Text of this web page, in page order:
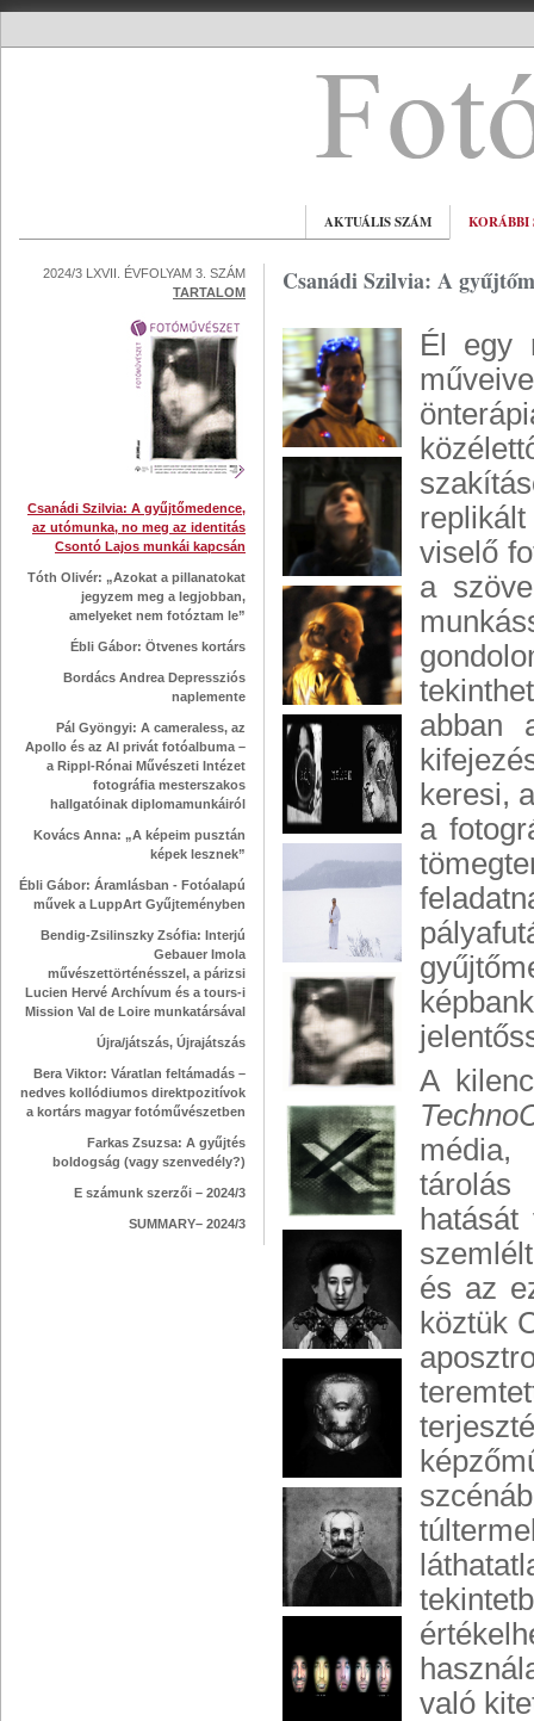
AKTUÁLIS SZÁM KORÁBBI
2024/3 LXVII. ÉVFOLYAM 3. SZÁM
TARTALOM
Csanádi Szilvia: A gyűjtőmedence,
az utómunka, no meg az identitás
Csontó Lajos munkái kapcsán
Tóth Olivér: „Azokat a pillanatokat
jegyzem meg a legjobban,
amelyeket nem fotóztam le”
Ébli Gábor: Ötvenes kortárs
Bordács Andrea Depressziós
naplemente
Pál Gyöngyi: A cameraless, az
Apollo és az AI privát fotóalbuma –
a Rippl-Rónai Művészeti Intézet
fotográfia mesterszakos
hallgatóinak diplomamunkáiról
Kovács Anna: „A képeim pusztán
képek lesznek”
Ébli Gábor: Áramlásban - Fotóalapú
művek a LuppArt Gyűjteményben
Bendig-Zsilinszky Zsófia: Interjú
Gebauer Imola
művészettörténésszel, a párizsi
Lucien Hervé Archívum és a tours-i
Mission Val de Loire munkatársával
Újra/játszás, Újrajátszás
Bera Viktor: Váratlan feltámadás –
nedves kollódiumos direktpozitívok
a kortárs magyar fotóművészetben
Farkas Zsuzsa: A gyűjtés
boldogság (vagy szenvedély?)
E számunk szerzői – 2024/3
SUMMARY– 2024/3
Csanádi Szilvia: A
Él egy
viselő
a
abban
keresi,
a
A
média,
tárolás
és az
köztük
való